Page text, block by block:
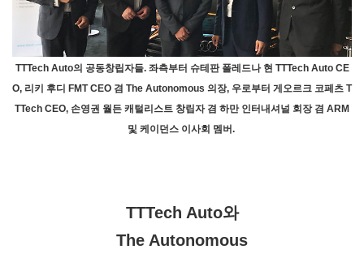
TTTech Auto의 공동창립자들. 좌측부터 슈테판 폴레드나 현 TTTech Auto CE
O, 리키 후디 FMT CEO 겸 The Autonomous 의장, 우로부터 게오르크 코페츠 T
TTech CEO, 손영권 월든 캐털리스트 창립자 겸 하만 인터내셔널 회장 겸 ARM
및 케이던스 이사회 멤버.
TTTech Auto와
The Autonomous